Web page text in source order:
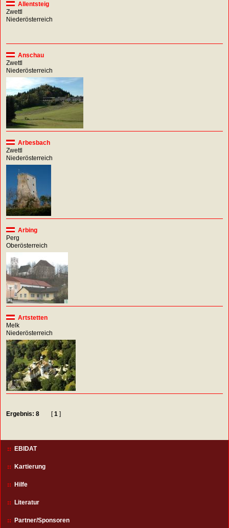
Allentsteig
Zwettl
Niederösterreich
Anschau
Zwettl
Niederösterreich
Arbesbach
Zwettl
Niederösterreich
Arbing
Perg
Oberösterreich
Artstetten
Melk
Niederösterreich
Ergebnis: 8 [1 ]
EBIDAT
Kartierung
Hilfe
Literatur
Partner/Sponsoren